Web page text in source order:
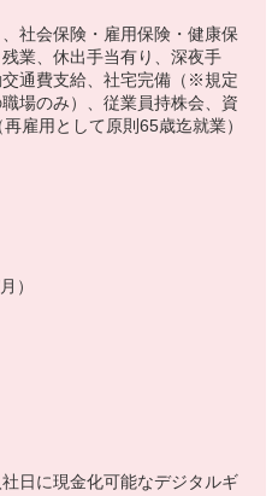
社会保険・雇用保険・健康保
業、休出手当有り、深夜手
通費支給、社宅完備（※規定
場のみ）、従業員持株会、資
雇用として原則65歳迄就業）
）
日に現金化可能なデジタルギ